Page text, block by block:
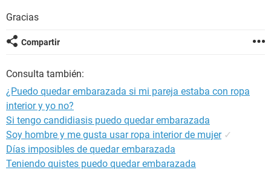
Gracias
Compartir
Consulta también:
¿Puedo quedar embarazada si mi pareja estaba con ropa
interior y yo no?
Si tengo candidiasis puedo quedar embarazada
Soy hombre y me gusta usar ropa interior de mujer ✓
Días imposibles de quedar embarazada
Teniendo quistes puedo quedar embarazada